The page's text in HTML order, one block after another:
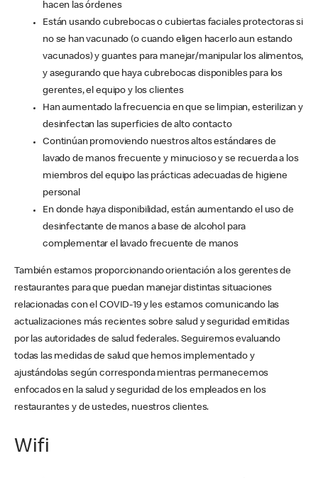
hacen las órdenes
Están usando cubrebocas o cubiertas faciales protectoras si
no se han vacunado (o cuando eligen hacerlo aun estando
vacunados) y guantes para manejar/manipular los alimentos,
y asegurando que haya cubrebocas disponibles para los
gerentes, el equipo y los clientes
Han aumentado la frecuencia en que se limpian, esterilizan y
desinfectan las superficies de alto contacto
Continúan promoviendo nuestros altos estándares de
lavado de manos frecuente y minucioso y se recuerda a los
miembros del equipo las prácticas adecuadas de higiene
personal
En donde haya disponibilidad, están aumentando el uso de
desinfectante de manos a base de alcohol para
complementar el lavado frecuente de manos
También estamos proporcionando orientación a los gerentes de
restaurantes para que puedan manejar distintas situaciones
relacionadas con el COVID-19 y les estamos comunicando las
actualizaciones más recientes sobre salud y seguridad emitidas
por las autoridades de salud federales. Seguiremos evaluando
todas las medidas de salud que hemos implementado y
ajustándolas según corresponda mientras permanecemos
enfocados en la salud y seguridad de los empleados en los
restaurantes y de ustedes, nuestros clientes.
Wifi